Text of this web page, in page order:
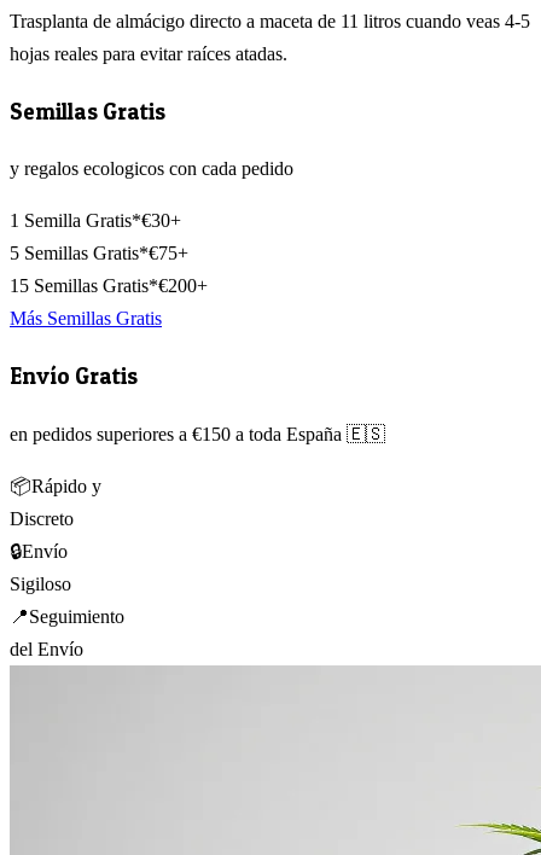
Trasplanta de almácigo directo a maceta de 11 litros cuando veas 4-5
hojas reales para evitar raíces atadas.
Semillas Gratis
y regalos ecologicos con cada pedido
1 Semilla Gratis*€30+
5 Semillas Gratis*€75+
15 Semillas Gratis*€200+
Más Semillas Gratis
Envío Gratis
en pedidos superiores a €150 a toda España 🇪🇸
📦Rápido y
Discreto
🔒Envío
Sigiloso
📍Seguimiento
del Envío